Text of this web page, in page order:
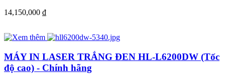
14,150,000 đ
MÁY IN LASER TRẮNG ĐEN HL-L6200DW (Tốc
độ cao) - Chính hãng